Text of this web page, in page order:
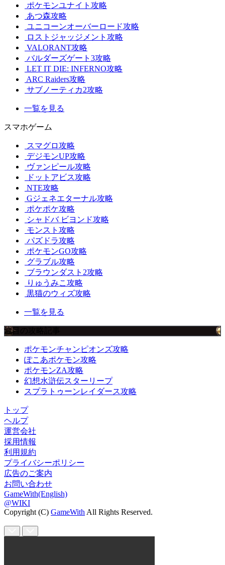
ポケモンユナイト攻略
あつ森攻略
ユニコーンオーバーロード攻略
ロストジャッジメント攻略
VALORANT攻略
バルダーズゲート3攻略
LET IT DIE: INFERNO攻略
ARC Raiders攻略
サブノーティカ2攻略
一覧を見る
スマホゲーム
スマグロ攻略
デジモンUP攻略
ヴァンピール攻略
ドットアビス攻略
NTE攻略
Gジェネエターナル攻略
ポケポケ攻略
シャドバ ビヨンド攻略
モンスト攻略
パズドラ攻略
ポケモンGO攻略
グラブル攻略
ブラウンダスト2攻略
りゅうみこ攻略
黒猫のウィズ攻略
一覧を見る
注目の攻略記事
ポケモンチャンピオンズ攻略
ぽこあポケモン攻略
ポケモンZA攻略
幻想水滸伝スターリープ
スプラトゥーンレイダース攻略
トップ
ヘルプ
運営会社
採用情報
利用規約
プライバシーポリシー
広告のご案内
お問い合わせ
GameWith(English)
@WIKI
Copyright (C) GameWith All Rights Reserved.